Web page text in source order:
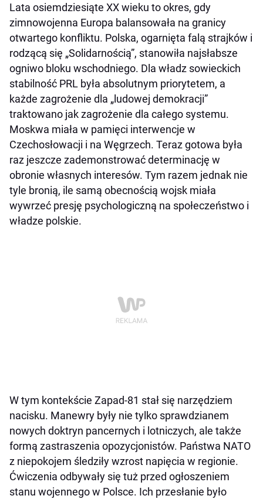
Lata osiemdziesiąte XX wieku to okres, gdy
zimnowojenna Europa balansowała na granicy
otwartego konfliktu. Polska, ogarnięta falą strajków i
rodzącą się „Solidarnością”, stanowiła najsłabsze
ogniwo bloku wschodniego. Dla władz sowieckich
stabilność PRL była absolutnym priorytetem, a
każde zagrożenie dla „ludowej demokracji”
traktowano jak zagrożenie dla całego systemu.
Moskwa miała w pamięci interwencje w
Czechosłowacji i na Węgrzech. Teraz gotowa była
raz jeszcze zademonstrować determinację w
obronie własnych interesów. Tym razem jednak nie
tyle bronią, ile samą obecnością wojsk miała
wywrzeć presję psychologiczną na społeczeństwo i
władze polskie.
W tym kontekście Zapad-81 stał się narzędziem
nacisku. Manewry były nie tylko sprawdzianem
nowych doktryn pancernych i lotniczych, ale także
formą zastraszenia opozycjonistów. Państwa NATO
z niepokojem śledziły wzrost napięcia w regionie.
Ćwiczenia odbywały się tuż przed ogłoszeniem
stanu wojennego w Polsce. Ich przesłanie było